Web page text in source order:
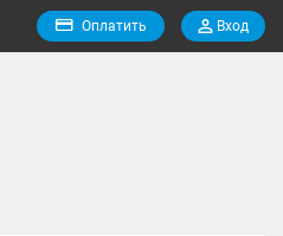
Оплатить Вход